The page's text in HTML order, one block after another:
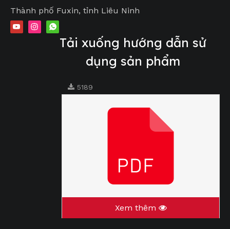
Thành phố Fuxin, tỉnh Liêu Ninh
Tải xuống hướng dẫn sử
dụng sản phẩm
5189
Xem thêm